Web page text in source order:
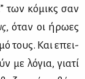
των κό­μικς σαν
, όταν οι ήρω­ες
τους. Και επει­
με λό­για, για­τί